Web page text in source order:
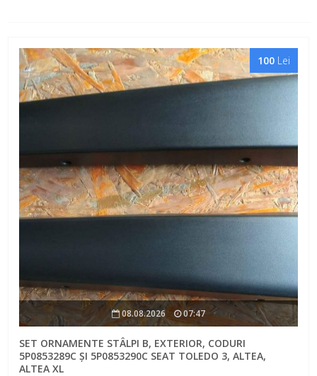
100 Lei
08.08.2026 07:47
SET ORNAMENTE STÂLPI B, EXTERIOR, CODURI
5P0853289C ȘI 5P0853290C SEAT TOLEDO 3, ALTEA,
ALTEA XL